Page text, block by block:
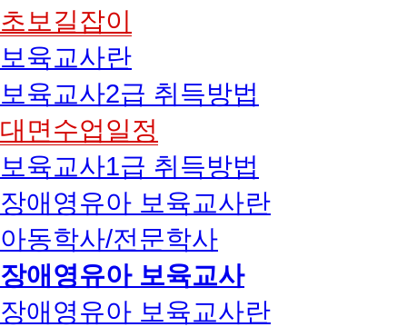
초보길잡이
보육교사란
보육교사2급 취득방법
대면수업일정
보육교사1급 취득방법
장애영유아 보육교사란
아동학사/전문학사
장애영유아 보육교사
장애영유아 보육교사란